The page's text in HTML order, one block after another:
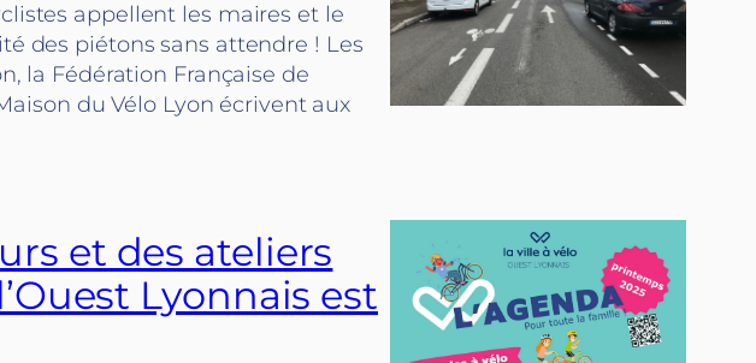
appellent les maires et le
des piétons sans attendre ! Les
la Fédération Française de
du Vélo Lyon écrivent aux
et des ateliers
Lyonnais est